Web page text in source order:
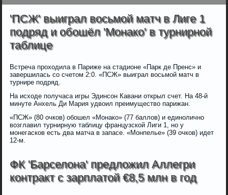
'ПСЖ' выиграл восьмой матч в Лиге 1
подряд и обошёл 'Монако' в турнирной
таблице
Встреча проходила в Париже на стадионе «Парк де Пренс» и
завершилась со счетом 2:0. «ПСЖ» выиграл восьмой матч в
турнире подряд.
На исходе получаса игры Эдинсон Кавани открыл счет. На 48-й
минуте Анхель Ди Мария удвоил преимущество парижан.
«ПСЖ» (80 очков) обошел «Монако» (77 баллов) и единолично
возглавил турнирную таблицу французской Лиги 1, но у
монегасков есть два матча в запасе. «Монпелье» (39 очков) идет
12-м.
ФК 'Барселона' предложил Аллегри
контракт с зарплатой €8,5 млн в год